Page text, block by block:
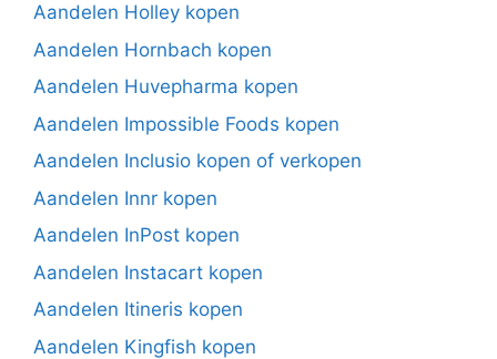
Aandelen Holley kopen
Aandelen Hornbach kopen
Aandelen Huvepharma kopen
Aandelen Impossible Foods kopen
Aandelen Inclusio kopen of verkopen
Aandelen Innr kopen
Aandelen InPost kopen
Aandelen Instacart kopen
Aandelen Itineris kopen
Aandelen Kingfish kopen